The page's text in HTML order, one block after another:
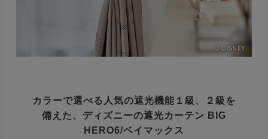
カラーで選べる人気の遮光機能１級、２級を
備えた、 ディズニーの遮光カーテン BIG
HERO6/ベイマックス